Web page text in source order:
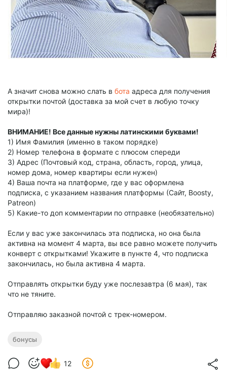
А значит снова можно слать в бота адреса для получения
открытки почтой (доставка за мой счет в любую точку
мира)!
ВНИМАНИЕ! Все данные нужны латинскими буквами!
1) Имя Фамилия (именно в таком порядке)
2) Номер телефона в формате с плюсом спереди
3) Адрес (Почтовый код, страна, область, город, улица,
номер дома, номер квартиры если нужен)
4) Ваша почта на платформе, где у вас оформлена
подписка, с указанием названия платформы (Сайт, Boosty,
Patreon)
5) Какие-то доп комментарии по отправке (необязательно)
Если у вас уже закончилась эта подписка, но она была
активна на момент 4 марта, вы все равно можете получить
конверт с открытками! Укажите в пункте 4, что подписка
закончилась, но была активна 4 марта.
Отправлять открытки буду уже послезавтра (6 мая), так
что не тяните.
Отправляю заказной почтой с трек-номером.
бонусы
12